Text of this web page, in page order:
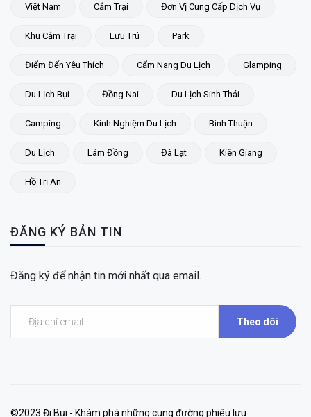
Việt Nam Cắm Trại Đơn Vị Cung Cấp Dịch Vụ
Khu Cắm Trại Lưu Trú Park
Điểm Đến Yêu Thích Cẩm Nang Du Lịch Glamping
Du Lịch Bụi Đồng Nai Du Lịch Sinh Thái
Camping Kinh Nghiệm Du Lịch Bình Thuận
Du Lịch Lâm Đồng Đà Lạt Kiên Giang
Hồ Trị An
ĐĂNG KÝ BẢN TIN
Đăng ký để nhận tin mới nhất qua email.
Theo dõi
©2023 Đi Bụi - Khám phá những cung đường phiêu lưu